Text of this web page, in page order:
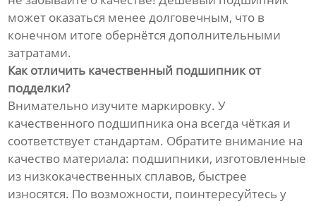
может оказаться менее долговечным, что в
конечном итоге обернётся дополнительными
затратами.
Как отличить качественный подшипник от
подделки?
Внимательно изучите маркировку. У
качественного подшипника она всегда чёткая и
соответствует стандартам. Обратите внимание на
качество материала: подшипники, изготовленные
из низкокачественных сплавов, быстрее
износятся. По возможности, поинтересуйтесь у